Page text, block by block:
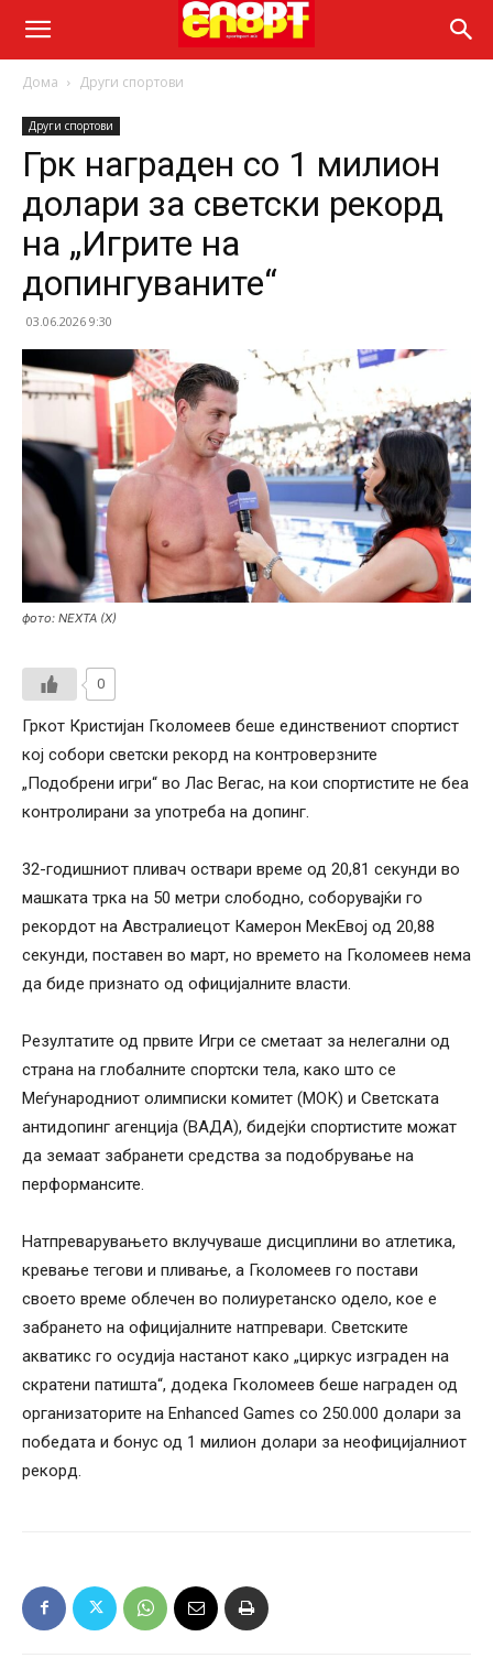
Дома Други спортови
Други спортови
Грк награден со 1 милион
долари за светски рекорд
на „Игрите на
допингуваните“
03.06.2026 9:30
фото: NEXTA (X)
0
Гркот Кристијан Гколомеев беше единствениот спортист
кој собори светски рекорд на контроверзните
„Подобрени игри“ во Лас Вегас, на кои спортистите не беа
контролирани за употреба на допинг.
32-годишниот пливач оствари време од 20,81 секунди во
машката трка на 50 метри слободно, соборувајќи го
рекордот на Австралиецот Камерон МекЕвој од 20,88
секунди, поставен во март, но времето на Гколомеев нема
да биде признато од официјалните власти.
Резултатите од првите Игри се сметаат за нелегални од
страна на глобалните спортски тела, како што се
Меѓународниот олимписки комитет (МОК) и Светската
антидопинг агенција (ВАДА), бидејќи спортистите можат
да земаат забранети средства за подобрување на
перформансите.
Натпреварувањето вклучуваше дисциплини во атлетика,
кревање тегови и пливање, а Гколомеев го постави
своето време облечен во полиуретанско одело, кое е
забрането на официјалните натпревари. Светските
акватикс го осудија настанот како „циркус изграден на
скратени патишта“, додека Гколомеев беше награден од
организаторите на Enhanced Games со 250.000 долари за
победата и бонус од 1 милион долари за неофицијалниот
рекорд.